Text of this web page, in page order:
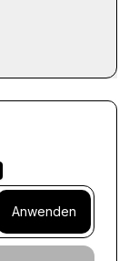
Anwenden